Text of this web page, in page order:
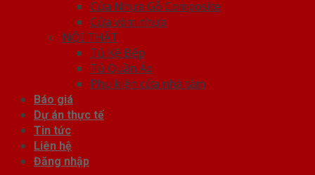
Cửa Nhựa Gỗ Composite
Cửa vòm nhựa
NỘI THẤT
Tủ Kệ Bếp
Tủ Quần Áo
Phụ kiện cửa nhà tắm
Báo giá
Dự án thực tế
Tin tức
Liên hệ
Đăng nhập